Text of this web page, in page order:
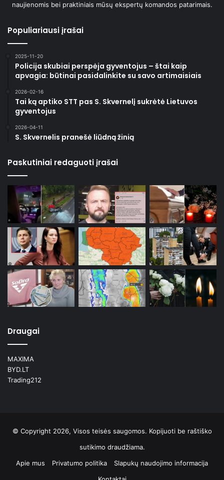
naujienomis bei praktiniais mūsų ekspertų komandos patarimais.
Populiariausi įrašai
2025-11-20
Policija skubiai perspėja gyventojus – štai kaip
apvagia: būtinai pasidalinkite su savo artimaisiais
2026-02-16
Tai ką aptiko STT pas S. Skvernelį sukrėtė Lietuvos
gyventojus
2026-04-11
S. Skvernelis pranešė liūdną žinią
Paskutiniai redaguoti įrašai
Draugai
MAXIMA
BYD.LT
Trading212
© Copyright 2026, Visos teisės saugomos. Kopijuoti be raštiško
sutikimo draudžiama.
Apie mus
Privatumo politika
Slapukų naudojimo informacija